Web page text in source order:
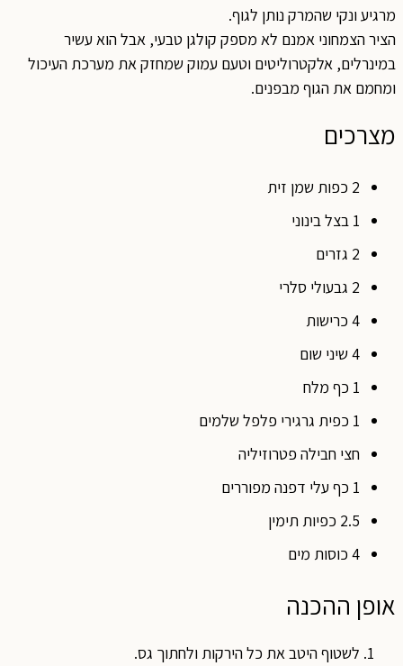
מרגיע ונקי שהמרק נותן לגוף.
הציר הצמחוני אמנם לא מספק קולגן טבעי, אבל הוא עשיר
במינרלים, אלקטרוליטים וטעם עמוק שמחזק את מערכת העיכול
ומחמם את הגוף מבפנים.
מצרכים
2 כפות שמן זית
1 בצל בינוני
2 גזרים
2 גבעולי סלרי
4 כרישות
4 שיני שום
1 כף מלח
1 כפית גרגירי פלפל שלמים
חצי חבילה פטרוזיליה
1 כף עלי דפנה מפוררים
2.5 כפיות תימין
4 כוסות מים
אופן ההכנה
לשטוף היטב את כל הירקות ולחתוך גס.